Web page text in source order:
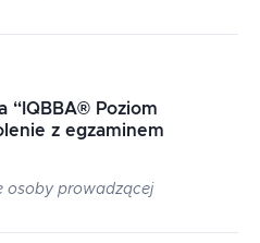
“ IQBBA® Poziom
z egzaminem
osoby prowadzącej